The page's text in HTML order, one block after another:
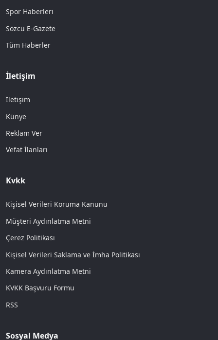
Spor Haberleri
Sözcü E-Gazete
Tüm Haberler
İletişim
İletişim
Künye
Reklam Ver
Vefat İlanları
Kvkk
Kişisel Verileri Koruma Kanunu
Müşteri Aydınlatma Metni
Çerez Politikası
Kişisel Verileri Saklama ve İmha Politikası
Kamera Aydınlatma Metni
KVKK Başvuru Formu
RSS
Sosyal Medya